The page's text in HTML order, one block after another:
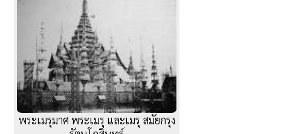
พระเมรุมาศ พระเมรุ และเมรุ สมัยกรุง